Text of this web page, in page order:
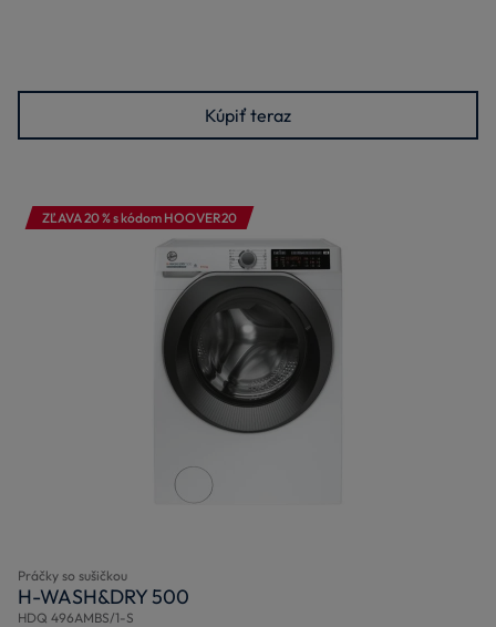
Kúpiť teraz
ZĽAVA 20 % s kódom HOOVER20
Práčky so sušičkou
H-WASH&DRY 500
HDQ 496AMBS/1-S